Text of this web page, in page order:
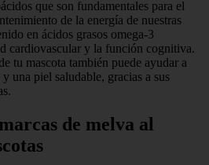
que son fundamentales para el
de la energía de nuestras
en ácidos grasos omega-3
cardiovascular y la función cognitiva.
tu mascota también puede ayudar a
una piel saludable, gracias a sus
de melva al